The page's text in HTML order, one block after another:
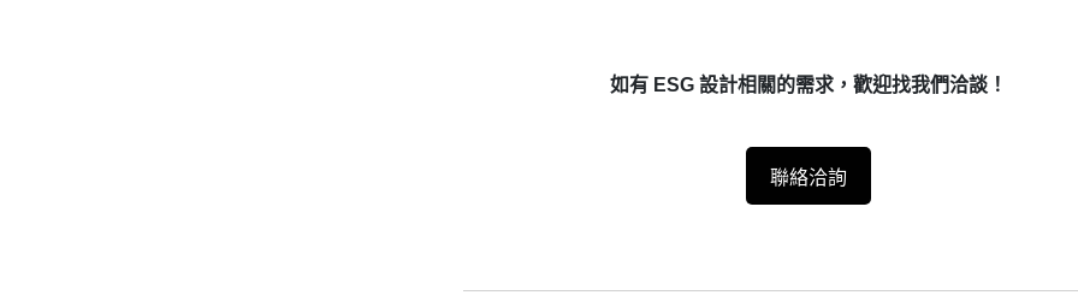
如有 ESG 設計相關的需求，歡迎找我們洽談！
聯絡洽詢